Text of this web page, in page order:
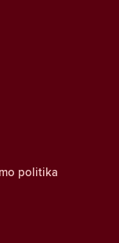
politika